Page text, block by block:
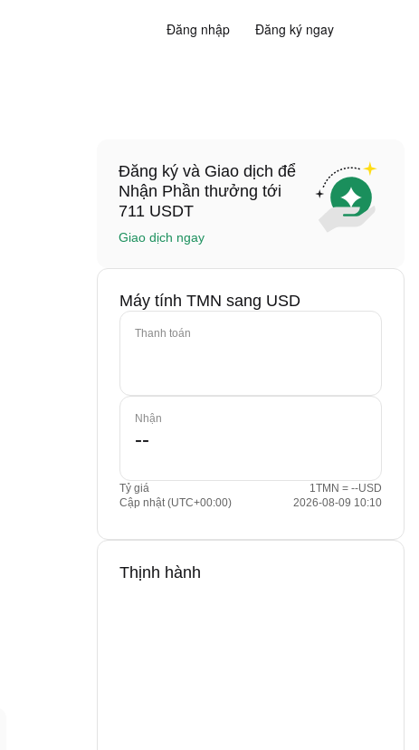
Đăng nhập Đăng ký ngay
Đăng ký và Giao dịch để
Nhận Phần thưởng tới
711 USDT
Giao dịch ngay
Máy tính TMN sang USD
Thanh toán
Nhận
Tỷ giá
1TMN = --USD
Cập nhật (UTC+00:00)
2026-08-09 10:10
Thịnh hành